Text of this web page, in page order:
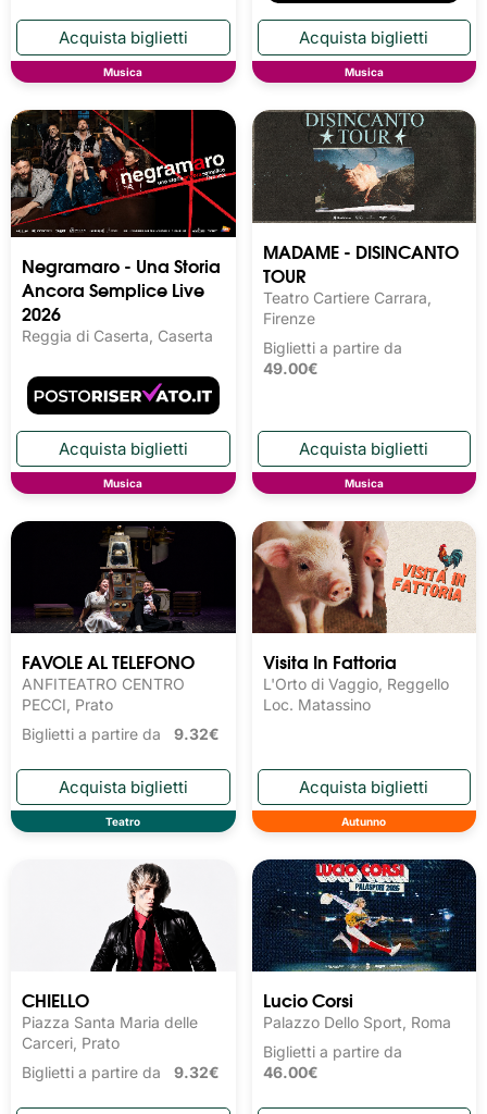
Musica Musica
Negramaro - Una Storia
Ancora Semplice Live
2026
Reggia di Caserta, Caserta
Musica
MADAME - DISINCANTO
TOUR
Teatro Cartiere Carrara,
Firenze
Biglietti a partire da
49.00€
Musica
FAVOLE AL TELEFONO
ANFITEATRO CENTRO
PECCI, Prato
Biglietti a partire da 9.32€
Teatro
Visita In Fattoria
L'Orto di Vaggio, Reggello
Loc. Matassino
Autunno
CHIELLO
Piazza Santa Maria delle
Carceri, Prato
Biglietti a partire da 9.32€
Lucio Corsi
Palazzo Dello Sport, Roma
Biglietti a partire da
46.00€